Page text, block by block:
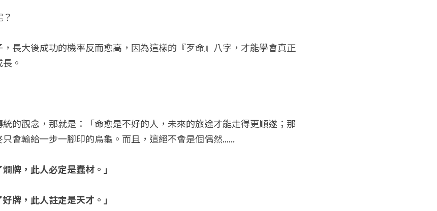
長大後成功的機率反而愈高，因為這樣的『歹命』八字，才能學會真正
。
的觀念，那就是：「命愈是不好的人，未來的旅途才能走得更順遂；那
會輸給一步一腳印的烏龜。而且，這絕不會是個偶然......
牌，此人必定是蠢材。」
牌，此人註定是天才。」